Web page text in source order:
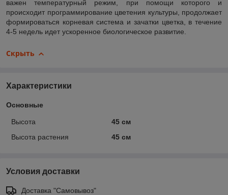
важен температурный режим, при помощи которого и
происходит программирование цветения культуры, продолжает
формироваться корневая система и зачатки цветка, в течение
4-5 недель идет ускоренное биологическое развитие.
Скрыть
Характеристики
Основные
Высота
45 см
Высота растения
45 см
Условия доставки
Доставка "Самовывоз"